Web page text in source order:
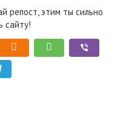
репост, этим ты сильно
сайту!